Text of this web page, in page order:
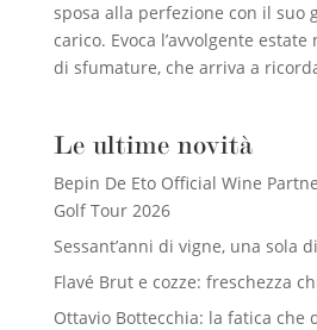
sposa alla perfezione con il suo
carico. Evoca l’avvolgente
di sfumature, che arriva a
Le ultime novità
Bepin De Eto Official Wine
Golf Tour 2026
Sessant’anni di vigne, una sola
Flavé Brut e cozze: freschezza
Ottavio Bottecchia: la fatica che